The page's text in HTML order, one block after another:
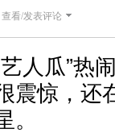
查看/发表评论
人瓜”热
震惊，还